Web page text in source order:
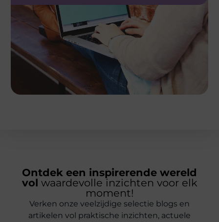
Ontdek een inspirerende wereld
vol waardevolle inzichten voor elk
moment!
Verken onze veelzijdige selectie blogs en
artikelen vol praktische inzichten, actuele